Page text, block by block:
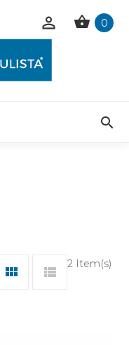
0
2 Item(s)